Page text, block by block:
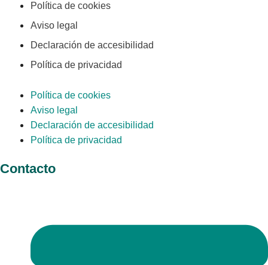
Política de cookies
Aviso legal
Declaración de accesibilidad
Política de privacidad
Política de cookies
Aviso legal
Declaración de accesibilidad
Política de privacidad
Contacto